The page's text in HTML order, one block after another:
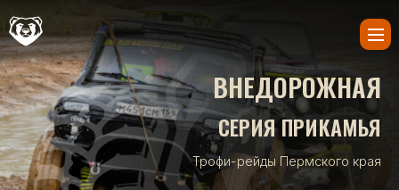
ВНЕДОРОЖНАЯ
СЕРИЯ ПРИКАМЬЯ
Трофи-рейды Пермского края